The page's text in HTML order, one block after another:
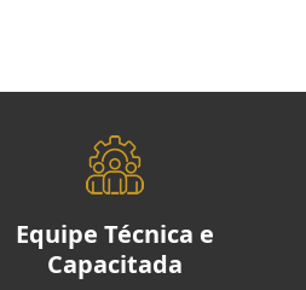
Equipe Técnica e
Capacitada